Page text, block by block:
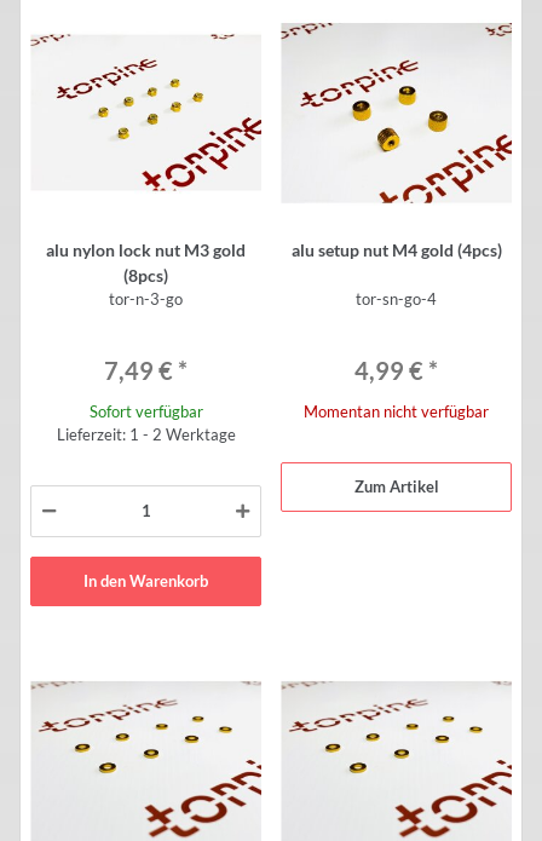
alu nylon lock nut M3 gold
(8pcs)
tor-n-3-go
7,49 € *
Sofort verfügbar
Lieferzeit: 1 - 2 Werktage
In den Warenkorb
alu setup nut M4 gold (4pcs)
tor-sn-go-4
4,99 € *
Momentan nicht verfügbar
Zum Artikel